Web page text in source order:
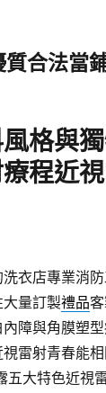
質合法當
格與
程近
衣店專業消
量訂製禮品
障與角膜塑
雷射青春能
五大特色近視